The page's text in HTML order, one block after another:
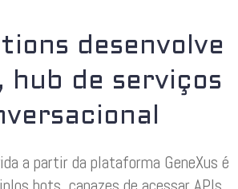
desenvolve
hub de serviços
a partir da plataforma GeneXus é